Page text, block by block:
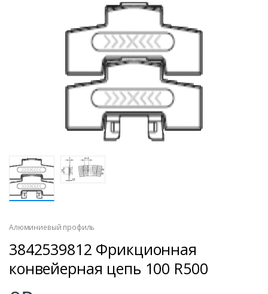
Алюминиевый профиль
3842539812 Фрикционная
конвейерная цепь 100 R500